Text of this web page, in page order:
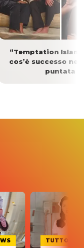
“Temptation
cos’è successo
puntata
TUTTO